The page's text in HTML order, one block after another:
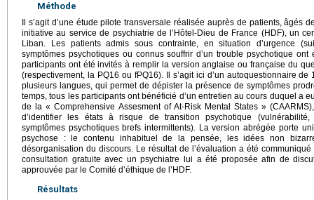
Méthode
Il s’agit d’une étude pilote transversale réalisée auprès de patients, âgés
initiative au service de psychiatrie de l’Hôtel-Dieu de France (HDF), un
Liban. Les patients admis sous contrainte, en situation d’urgence
symptômes psychotiques ou connus souffrir d’un trouble psychotique
participants ont été invités à remplir la version anglaise ou française du
(respectivement, la PQ16 ou fPQ16). Il s’agit ici d’un autoquestionnaire
plusieurs langues, qui permet de dépister la présence de symptômes
temps, tous les participants ont bénéficié d’un entretien au cours duquel a
de la « Comprehensive Assesment of At-Risk Mental States »
d’identifier les états à risque de transition psychotique (vulnérabilité,
symptômes psychotiques brefs intermittents). La version abrégée porte
psychose : le contenu inhabituel de la pensée, les idées non
désorganisation du discours. Le résultat de l’évaluation a été
consultation gratuite avec un psychiatre lui a été proposée afin de
approuvée par le Comité d’éthique de l’HDF.
Résultats